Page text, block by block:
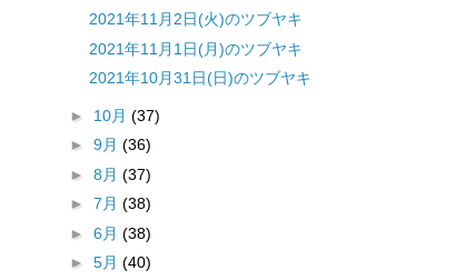
2021年11月2日(火)のツブヤキ
2021年11月1日(月)のツブヤキ
2021年10月31日(日)のツブヤキ
► 10月 (37)
► 9月 (36)
► 8月 (37)
► 7月 (38)
► 6月 (38)
► 5月 (40)